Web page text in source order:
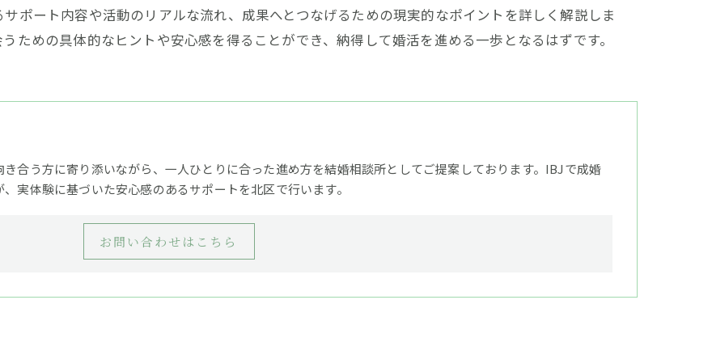
ポート内容や活動のリアルな流れ、成果へとつなげるための現実的なポイントを詳しく解説しま
ための具体的なヒントや安心感を得ることができ、納得して婚活を進める一歩となるはずです。
合う方に寄り添いながら、一人ひとりに合った進め方を結婚相談所としてご提案しております。IBJで成婚
実体験に基づいた安心感のあるサポートを北区で行います。
お問い合わせはこちら